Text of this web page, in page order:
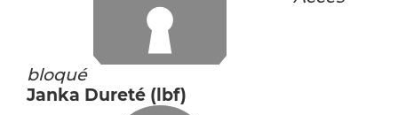
bloqué
Janka Dureté (lbf)